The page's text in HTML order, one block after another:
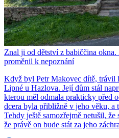
Znal ji od dětství z babiččina
proměnil k nepoznání
Když byl Petr Makovec dítě, trávil
Lipné u Hazlova. Její dům stál
kterou měl odmala prakticky před
dcera byla přibližně v jeho věku,
Tehdy ještě samozřejmě netušil,
že právě on bude stát za jeho